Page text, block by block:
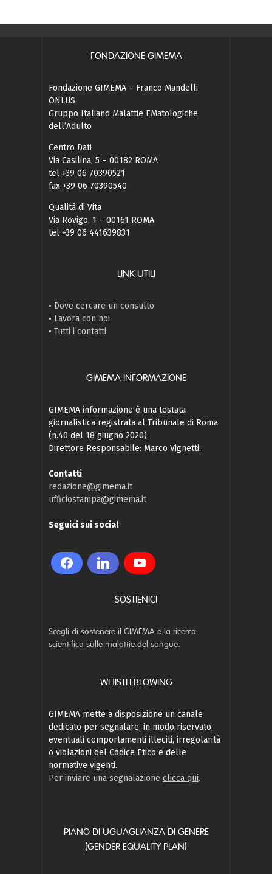
FONDAZIONE GIMEMA
Fondazione GIMEMA – Franco Mandelli
ONLUS
Gruppo Italiano Malattie EMatologiche
dell’Adulto
Centro Dati
Via Casilina, 5 – 00182 ROMA
tel +39 06 70390521
fax +39 06 70390540
Qualità di Vita
Via Rovigo, 1 – 00161 ROMA
tel +39 06 441639831
LINK UTILI
• Dove cercare un consulto
• Lavora con noi
• Tutti i contatti
GIMEMA INFORMAZIONE
GIMEMA informazione è una testata
giornalistica registrata al Tribunale di Roma
(n.40 del 18 giugno 2020).
Direttore Responsabile: Marco Vignetti.
Contatti
redazione@gimema.it
ufficiostampa@gimema.it
Seguici sui social
SOSTIENICI
Scegli di sostenere il GIMEMA e la ricerca
scientifica sulle malattie del sangue.
WHISTLEBLOWING
GIMEMA mette a disposizione un canale
dedicato per segnalare, in modo riservato,
eventuali comportamenti illeciti, irregolarità
o violazioni del Codice Etico e delle
normative vigenti.
Per inviare una segnalazione clicca qui.
PIANO DI UGUAGLIANZA DI GENERE
(GENDER EQUALITY PLAN)